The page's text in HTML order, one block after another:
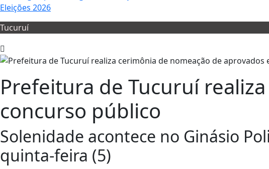
Eleições 2026
Tucuruí
Prefeitura de Tucuruí
concurso público
Solenidade acontece no Ginásio
quinta-feira (5)